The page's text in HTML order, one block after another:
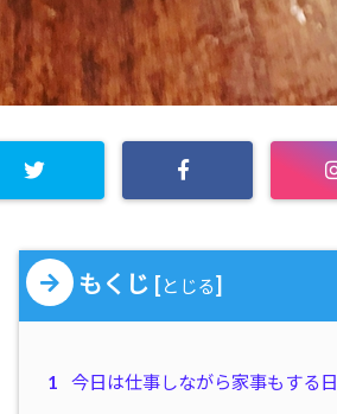
もくじ [とじる]
1 今日は仕事しながら家事もする日